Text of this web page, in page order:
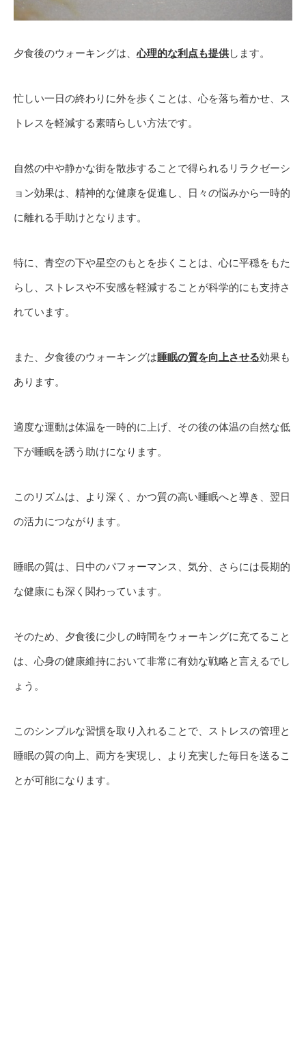
夕食後のウォーキングは、心理的な利点も提供します。
忙しい一日の終わりに外を歩くことは、心を落ち着かせ、ス
トレスを軽減する素晴らしい方法です。
自然の中や静かな街を散歩することで得られるリラクゼーシ
ョン効果は、精神的な健康を促進し、日々の悩みから一時的
に離れる手助けとなります。
特に、青空の下や星空のもとを歩くことは、心に平穏をもた
らし、ストレスや不安感を軽減することが科学的にも支持さ
れています。
また、夕食後のウォーキングは睡眠の質を向上させる効果も
あります。
適度な運動は体温を一時的に上げ、その後の体温の自然な低
下が睡眠を誘う助けになります。
このリズムは、より深く、かつ質の高い睡眠へと導き、翌日
の活力につながります。
睡眠の質は、日中のパフォーマンス、気分、さらには長期的
な健康にも深く関わっています。
そのため、夕食後に少しの時間をウォーキングに充てること
は、心身の健康維持において非常に有効な戦略と言えるでし
ょう。
このシンプルな習慣を取り入れることで、ストレスの管理と
睡眠の質の向上、両方を実現し、より充実した毎日を送るこ
とが可能になります。